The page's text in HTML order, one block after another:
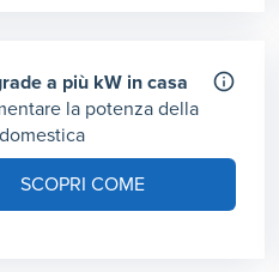
a più kW in casa
la potenza della
SCOPRI COME